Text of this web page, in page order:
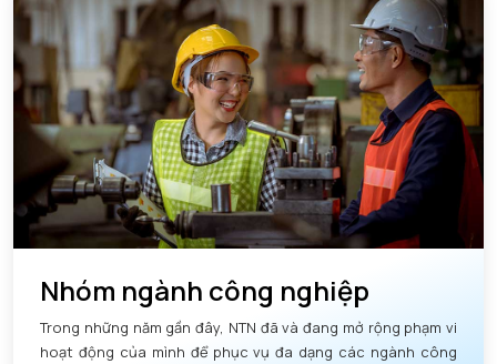
Nhóm ngành công nghiệp
Trong những năm gần đây, NTN đã và đang mở rộng phạm vi
hoạt động của mình để phục vụ đa dạng các ngành công